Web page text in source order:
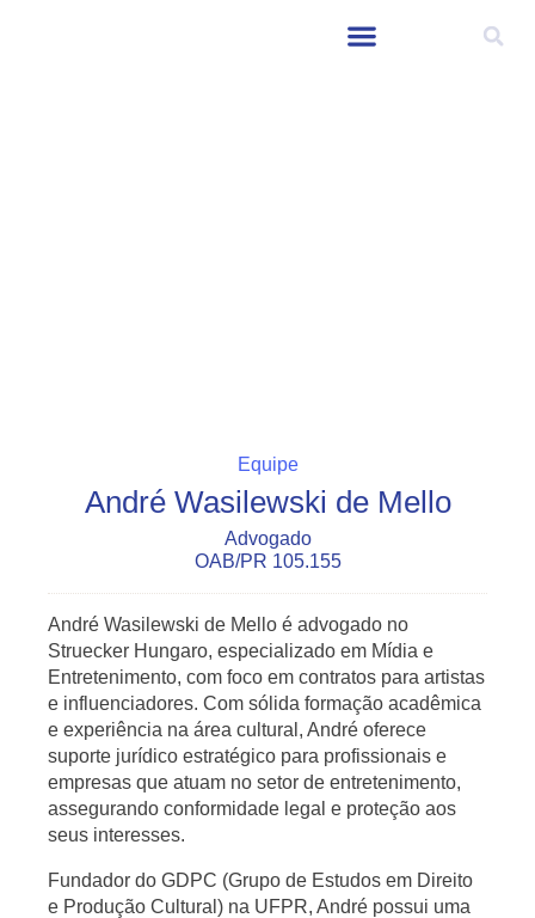
Equipe
André Wasilewski de Mello
Advogado
OAB/PR 105.155
André Wasilewski de Mello é advogado no
Struecker Hungaro, especializado em Mídia e
Entretenimento, com foco em contratos para artistas
e influenciadores. Com sólida formação acadêmica
e experiência na área cultural, André oferece
suporte jurídico estratégico para profissionais e
empresas que atuam no setor de entretenimento,
assegurando conformidade legal e proteção aos
seus interesses.
Fundador do GDPC (Grupo de Estudos em Direito
e Produção Cultural) na UFPR, André possui uma